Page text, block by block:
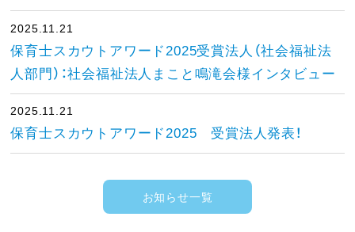
2025.11.21
保育士スカウトアワード2025受賞法人（社会福祉法
人部門）：社会福祉法人まこと鳴滝会様インタビュー
2025.11.21
保育士スカウトアワード2025 受賞法人発表！
お知らせ一覧